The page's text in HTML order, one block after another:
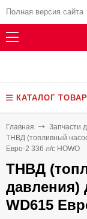
Полная версия сайта
КАТАЛОГ
Главная
Запчасти
ТНВД (топливный
Евро-2 336 л/с HOWO
ТНВД
давления)
WD615